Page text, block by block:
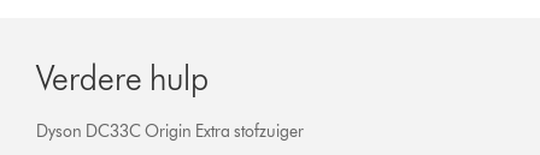
Verdere hulp
Dyson DC33C Origin Extra stofzuiger